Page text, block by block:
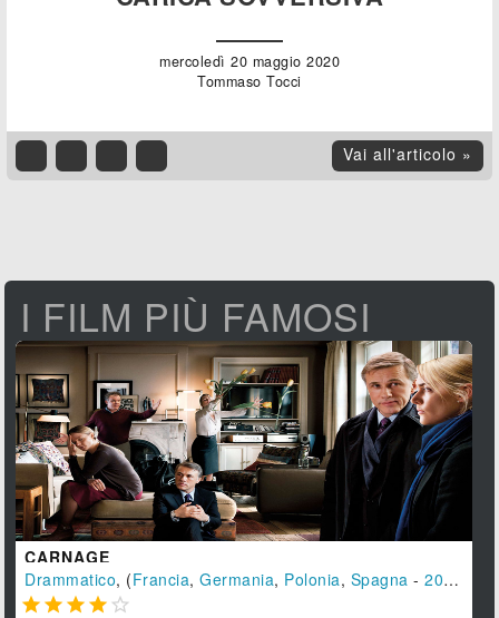
mercoledì 20 maggio 2020
Tommaso Tocci
Vai all'articolo »
I FILM PIÙ FAMOSI
CARNAGE
Drammatico, (Francia,Germania, Polonia, Spagna -2011
    